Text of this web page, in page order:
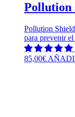
Pollution
Pollution
para prevenir
85,00€